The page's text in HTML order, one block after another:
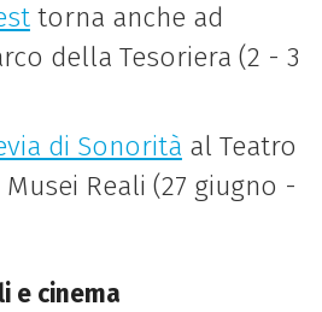
torna anche ad
della Tesoriera (2 - 3
di Sonorità al Teatro
Reali (27 giugno -
e cinema